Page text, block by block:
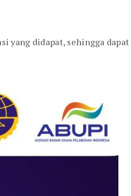
yang didapat, sehingga